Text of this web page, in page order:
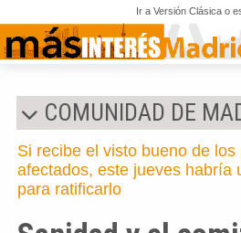
Ir a Versión Clásica o
COMUNIDAD DE
Si recibe el visto bueno de
afectados, este jueves habría
para ratificarlo